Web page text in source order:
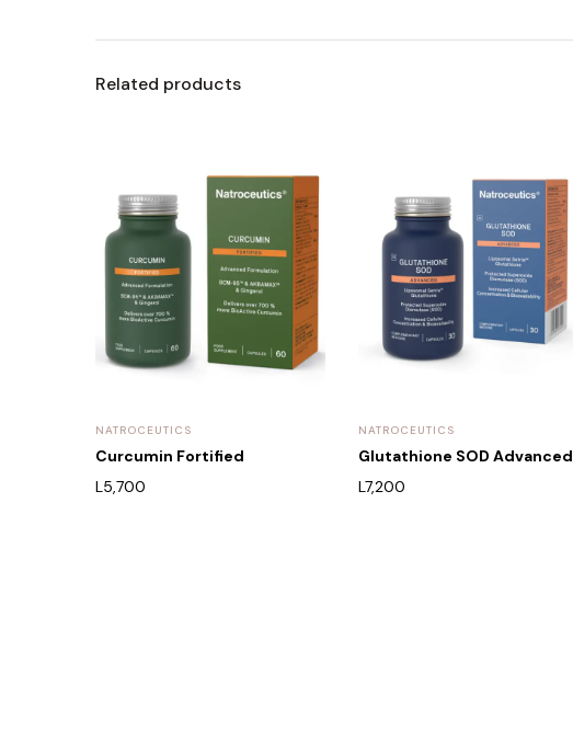
Related products
NATROCEUTICS
Curcumin Fortified
L5,700
NATROCEUTICS
Glutathione SOD Advanced
L7,200